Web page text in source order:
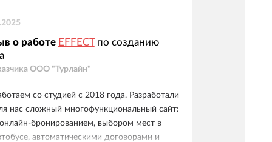
о работе EFFECTпо созданию
ООО "Турлайн"
со студией с 2018 года. Разработали
нас сложный многофункциональный сайт:
бронированием, выбором мест в
автоматическими договорами и